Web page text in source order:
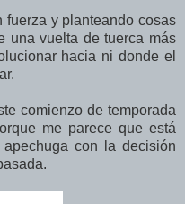
fuerza y planteando cosas
una vuelta de tuerca más
hacia ni donde el
comienzo de temporada
me parece que está
con la decisión